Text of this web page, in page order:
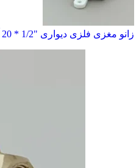
زانو مغزی فلزی دیواری "1/2 * 20 آذین